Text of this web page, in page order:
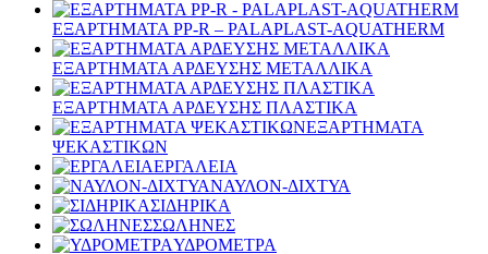
ΕΞΑΡΤΗΜΑΤΑ PP-R – PALAPLAST-AQUATHERM
ΕΞΑΡΤΗΜΑΤΑ ΑΡΔΕΥΣΗΣ ΜΕΤΑΛΛΙΚΑ
ΕΞΑΡΤΗΜΑΤΑ ΑΡΔΕΥΣΗΣ ΠΛΑΣΤΙΚΑ
ΕΞΑΡΤΗΜΑΤΑ
ΨΕΚΑΣΤΙΚΩΝ
ΕΡΓΑΛΕΙΑ
ΝΑΥΛΟΝ-ΔΙΧΤΥΑ
ΣΙΔΗΡΙΚΑ
ΣΩΛΗΝΕΣ
ΥΔΡΟΜΕΤΡΑ